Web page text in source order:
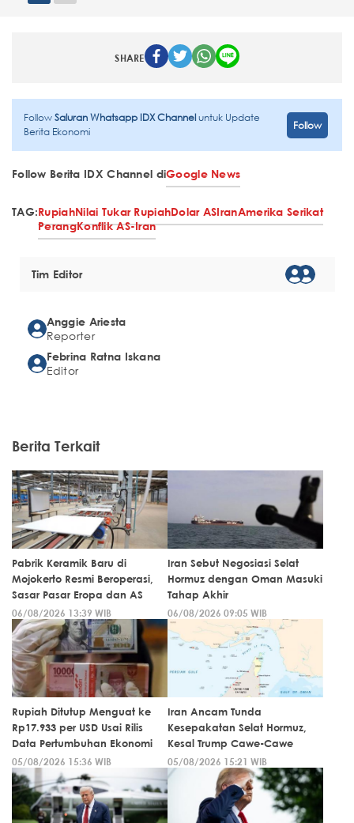
SHARE
FollowSaluran Whatsapp IDX Channeluntuk Update
Berita Ekonomi
Follow
Follow Berita IDX Channel diGoogle News
TAG:RupiahNilai Tukar RupiahDolar ASIranAmerika Serikat
PerangKonflik AS-Iran
Tim Editor
Anggie Ariesta
Reporter
Febrina Ratna Iskana
Editor
Berita Terkait
Pabrik Keramik Baru di
Mojokerto Resmi Beroperasi,
Sasar Pasar Eropa dan AS
06/08/2026 13:39 WIB
Iran Sebut Negosiasi Selat
Hormuz dengan Oman Masuki
Tahap Akhir
06/08/2026 09:05 WIB
Rupiah Ditutup Menguat ke
Rp17.933 per USD Usai Rilis
Data Pertumbuhan Ekonomi
05/08/2026 15:36 WIB
Iran Ancam Tunda
Kesepakatan Selat Hormuz,
Kesal Trump Cawe-Cawe
05/08/2026 15:21 WIB